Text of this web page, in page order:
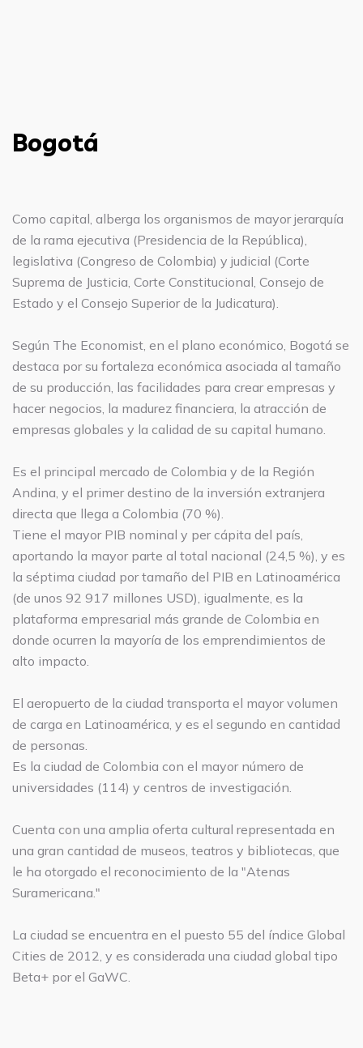
Bogotá
Como capital, alberga los organismos de mayor jerarquía
de la rama ejecutiva (Presidencia de la República),
legislativa (Congreso de Colombia) y judicial (Corte
Suprema de Justicia, Corte Constitucional, Consejo de
Estado y el Consejo Superior de la Judicatura).
Según The Economist, en el plano económico, Bogotá se
destaca por su fortaleza económica asociada al tamaño
de su producción, las facilidades para crear empresas y
hacer negocios, la madurez financiera, la atracción de
empresas globales y la calidad de su capital humano.
Es el principal mercado de Colombia y de la Región
Andina, y el primer destino de la inversión extranjera
directa que llega a Colombia (70 %).
Tiene el mayor PIB nominal y per cápita del país,
aportando la mayor parte al total nacional (24,5 %), y es
la séptima ciudad por tamaño del PIB en Latinoamérica
(de unos 92 917 millones USD), igualmente, es la
plataforma empresarial más grande de Colombia en
donde ocurren la mayoría de los emprendimientos de
alto impacto.
El aeropuerto de la ciudad transporta el mayor volumen
de carga en Latinoamérica, y es el segundo en cantidad
de personas.
Es la ciudad de Colombia con el mayor número de
universidades (114) y centros de investigación.
Cuenta con una amplia oferta cultural representada en
una gran cantidad de museos, teatros y bibliotecas, que
le ha otorgado el reconocimiento de la "Atenas
Suramericana."
La ciudad se encuentra en el puesto 55 del índice Global
Cities de 2012, y es considerada una ciudad global tipo
Beta+ por el GaWC.